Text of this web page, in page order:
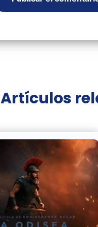
Artículos